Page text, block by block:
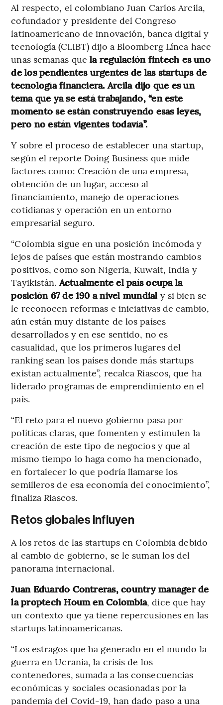
Al respecto, el colombiano Juan Carlos Arcila,
cofundador y presidente del Congreso
latinoamericano de innovación, banca digital y
tecnología (CLIBT) dijo a Bloomberg Línea hace
unas semanas que la regulación fintech es uno
de los pendientes urgentes de las startups de
tecnología financiera. Arcila dijo que es un
tema que ya se está trabajando, “en este
momento se están construyendo esas leyes,
pero no están vigentes todavía”.
Y sobre el proceso de establecer una startup,
según el reporte Doing Business que mide
factores como: Creación de una empresa,
obtención de un lugar, acceso al
financiamiento, manejo de operaciones
cotidianas y operación en un entorno
empresarial seguro.
“Colombia sigue en una posición incómoda y
lejos de países que están mostrando cambios
positivos, como son Nigeria, Kuwait, India y
Tayikistán.Actualmente el país ocupa la
posición 67 de 190 a nivel mundial y si bien se
le reconocen reformas e iniciativas de cambio,
aún están muy distante de los países
desarrollados y en ese sentido, no es
casualidad, que los primeros lugares del
ranking sean los países donde más startups
existan actualmente”, recalca Riascos, que ha
liderado programas de emprendimiento en el
país.
“El reto para el nuevo gobierno pasa por
políticas claras, que fomenten y estimulen la
creación de este tipo de negocios y que al
mismo tiempo lo haga como ha mencionado,
en fortalecer lo que podría llamarse los
semilleros de esa economía del conocimiento”,
finaliza Riascos.
Retos globales influyen
A los retos de las startups en Colombia debido
al cambio de gobierno, se le suman los del
panorama internacional.
Juan Eduardo Contreras, country manager de
la proptech Houm en Colombia, dice que hay
un contexto que ya tiene repercusiones en las
startups latinoamericanas.
“Los estragos que ha generado en el mundo la
guerra en Ucrania, la crisis de los
contenedores, sumada a las consecuencias
económicas y sociales ocasionadas por la
pandemia del Covid-19, han dado paso a una